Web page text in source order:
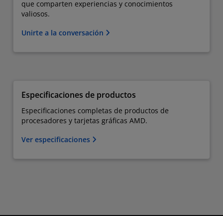
que comparten experiencias y conocimientos
valiosos.
Unirte a la conversación
Especificaciones de productos
Especificaciones completas de productos de
procesadores y tarjetas gráficas AMD.
Ver especificaciones